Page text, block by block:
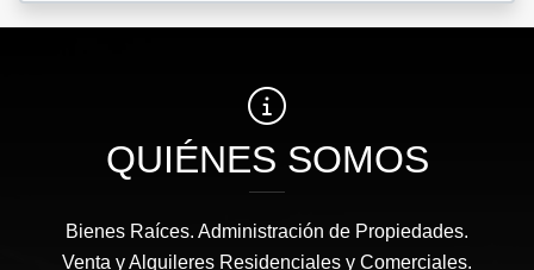
QUIÉNES SOMOS
Bienes Raíces. Administración de Propiedades.
Venta y Alquileres Residenciales y Comerciales.